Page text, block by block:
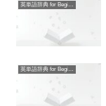
英単語辞典 for Beginners
英単語辞典 for Beginners